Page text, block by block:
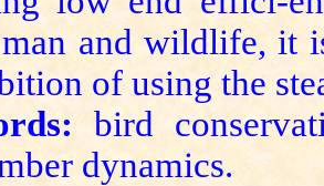
and wildlife, it
of using the
bird
dynamics.